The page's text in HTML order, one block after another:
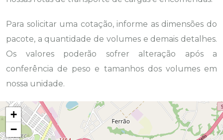
Para solicitar uma cotação, informe as dimensões do
pacote, a quantidade de volumes e demais detalhes.
Os valores poderão sofrer alteração após a
conferência de peso e tamanhos dos volumes em
nossa unidade.
+
−